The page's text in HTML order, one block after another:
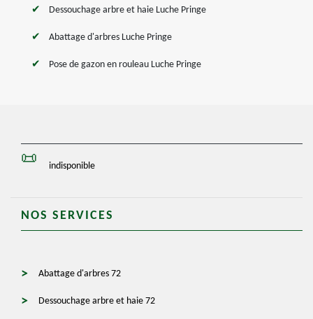
Dessouchage arbre et haie Luche Pringe
Abattage d'arbres Luche Pringe
Pose de gazon en rouleau Luche Pringe
indisponible
NOS SERVICES
Abattage d'arbres 72
Dessouchage arbre et haie 72